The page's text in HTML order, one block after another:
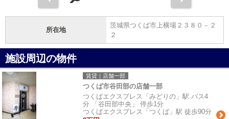
所在地
茨城県つくば市上横場２３８０－２
２
施設周辺の物件
賃貸｜店舗一部
つくば市谷田部の店舗一部
つくばエクスプレス「みどりの」駅 バス4
分 「谷田部中央」 停歩1分
つくばエクスプレス「つくば」駅 徒歩90分